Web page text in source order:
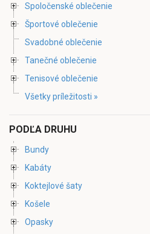
Spoločenské oblečenie
Športové oblečenie
Svadobné oblečenie
Tanečné oblečenie
Tenisové oblečenie
Všetky príležitosti »
PODĽA DRUHU
Bundy
Kabáty
Koktejlové šaty
Košele
Opasky